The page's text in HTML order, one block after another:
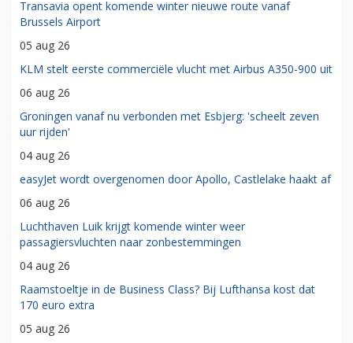
Transavia opent komende winter nieuwe route vanaf
Brussels Airport
05 aug 26
KLM stelt eerste commerciële vlucht met Airbus A350-900 uit
06 aug 26
Groningen vanaf nu verbonden met Esbjerg: 'scheelt zeven
uur rijden'
04 aug 26
easyJet wordt overgenomen door Apollo, Castlelake haakt af
06 aug 26
Luchthaven Luik krijgt komende winter weer
passagiersvluchten naar zonbestemmingen
04 aug 26
Raamstoeltje in de Business Class? Bij Lufthansa kost dat
170 euro extra
05 aug 26